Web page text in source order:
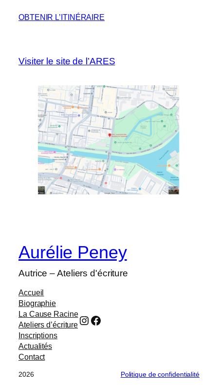
OBTENIR L’ITINÉRAIRE
Visiter le site de l’ARES
Aurélie Peney
Autrice – Ateliers d'écriture
Accueil
Biographie
La Cause Racine
Ateliers d’écriture
Inscriptions
Actualités
Contact
Instagram
Facebook
2026 Politique de confidentialité